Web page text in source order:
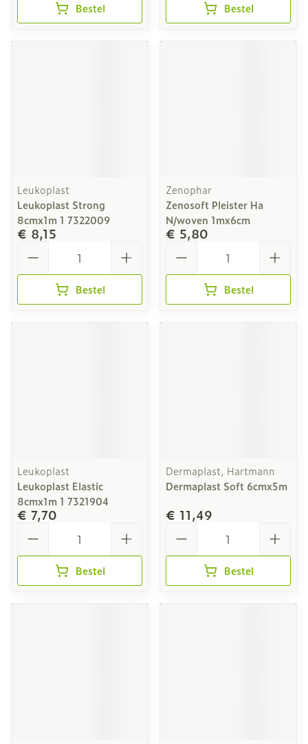
Bestel Bestel
Leukoplast
Leukoplast Strong
8cmx1m 1 7322009
€ 8,15
Bestel
Zenophar
Zenosoft Pleister Ha
N/woven 1mx6cm
€ 5,80
Bestel
Leukoplast
Leukoplast Elastic
8cmx1m 1 7321904
€ 7,70
Bestel
Dermaplast, Hartmann
Dermaplast Soft 6cmx5m
€ 11,49
Bestel